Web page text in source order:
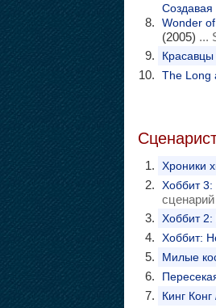
Создавая
Wonder
(2005) ...
The Long
Хроники
Хоббит 3:
сценарий
Хоббит
Хоббит:
Милые
Кинг